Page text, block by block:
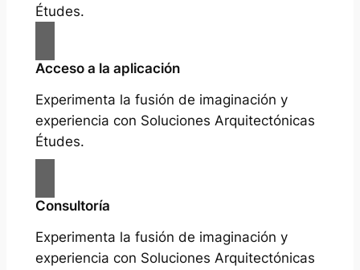
Études.
Acceso a la aplicación
Experimenta la fusión de imaginación y
experiencia con Soluciones Arquitectónicas
Études.
Consultoría
Experimenta la fusión de imaginación y
experiencia con Soluciones Arquitectónicas